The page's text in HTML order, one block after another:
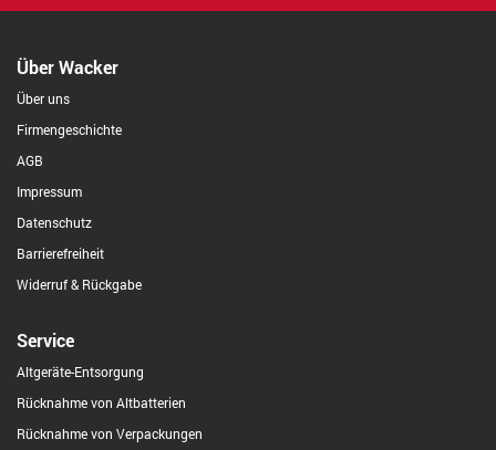
Über Wacker
Über uns
Firmengeschichte
AGB
Impressum
Datenschutz
Barrierefreiheit
Widerruf & Rückgabe
Service
Altgeräte-Entsorgung
Rücknahme von Altbatterien
Rücknahme von Verpackungen